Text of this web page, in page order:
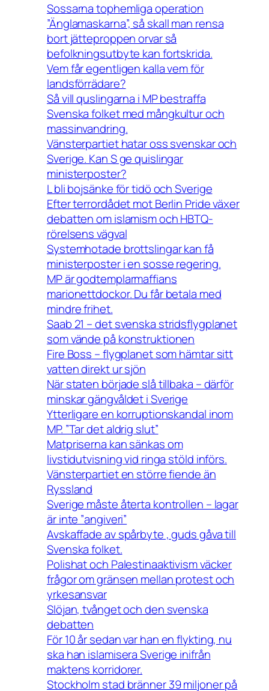
Sossarna tophemliga operation
”Änglamaskarna”, så skall man rensa
bort jätteproppen orvar så
befolkningsutbyte kan fortskrida.
Vem får egentligen kalla vem för
landsförrädare?
Så vill quslingarna i MP bestraffa
Svenska folket med mångkultur och
massinvandring.
Vänsterpartiet hatar oss svenskar och
Sverige. Kan S ge quislingar
ministerposter?
L bli bojsänke för tidö och Sverige
Efter terrordådet mot Berlin Pride växer
debatten om islamism och HBTQ-
rörelsens vägval
Systemhotade brottslingar kan få
ministerposter i en sosse regering.
MP är godtemplarmaffians
marionettdockor. Du får betala med
mindre frihet.
Saab 21 – det svenska stridsflygplanet
som vände på konstruktionen
Fire Boss – flygplanet som hämtar sitt
vatten direkt ur sjön
När staten började slå tillbaka – därför
minskar gängvåldet i Sverige
Ytterligare en korruptionskandal inom
MP. ”Tar det aldrig slut”
Matpriserna kan sänkas om
livstidutvisning vid ringa stöld införs.
Vänsterpartiet en större fiende än
Ryssland
Sverige måste återta kontrollen – lagar
är inte ”angiveri”
Avskaffade av spårbyte , guds gåva till
Svenska folket.
Polishat och Palestinaaktivism väcker
frågor om gränsen mellan protest och
yrkesansvar
Slöjan, tvånget och den svenska
debatten
För 10 år sedan var han en flykting, nu
ska han islamisera Sverige inifrån
maktens korridorer.
Stockholm stad bränner 39 miljoner på